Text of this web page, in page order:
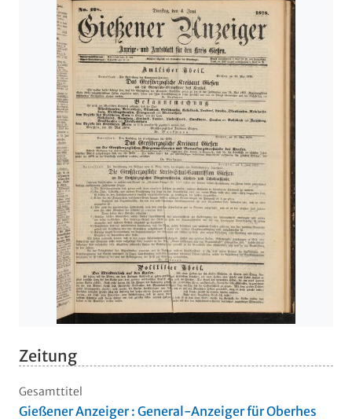
Zeitung
Gesamttitel
Gießener Anzeiger : General-Anzeiger für Oberhes